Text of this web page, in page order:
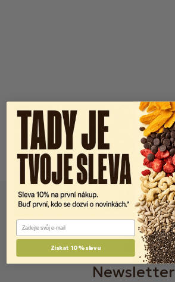
Newsletter
Email
Získat 10% slevu